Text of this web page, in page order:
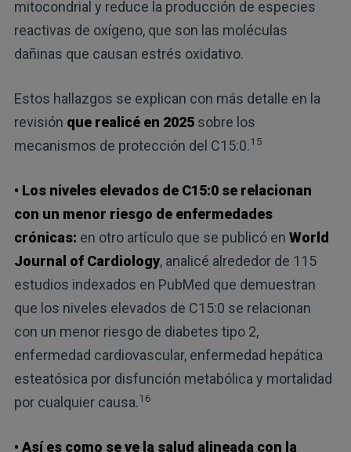
mitocondrial y reduce la producción de especies
reactivas de oxígeno, que son las moléculas
dañinas que causan estrés oxidativo.
Estos hallazgos se explican con más detalle en la
revisión que realicé en 2025sobre los
mecanismos de protección del C15:0.15
• Los niveles elevados de C15:0 se relacionan
con un menor riesgo de enfermedades
crónicas: en otro artículo que se publicó en World
Journal of Cardiology, analicé alrededor de 115
estudios indexados en PubMed que demuestran
que los niveles elevados de C15:0 se relacionan
con un menor riesgo de diabetes tipo 2,
enfermedad cardiovascular, enfermedad hepática
esteatósica por disfunción metabólica y mortalidad
por cualquier causa.16
• Así es como se ve la salud alineada con la